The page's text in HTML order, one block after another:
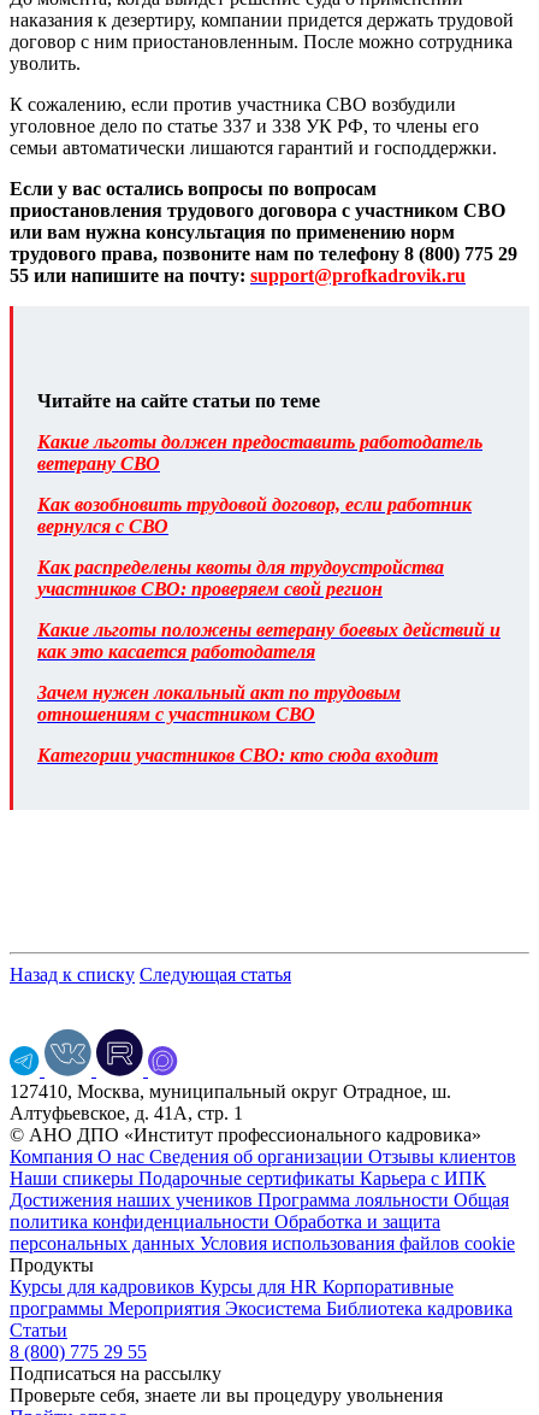
наказания к дезертиру, компании придется держать трудовой
договор с ним приостановленным. После можно сотрудника
уволить.
К сожалению, если против участника СВО возбудили
уголовное дело по статье 337 и 338 УК РФ, то члены его
семьи автоматически лишаются гарантий и господдержки.
Если у вас остались вопросы по вопросам
приостановления трудового договора с участником СВО
или вам нужна консультация по применению норм
трудового права, позвоните нам по телефону 8 (800) 775 29
55 или напишите на почту: support@profkadrovik.ru
Читайте на сайте статьи по теме
Какие льготы должен предоставить работодатель
ветерану СВО
Как возобновить трудовой договор, если работник
вернулся с СВО
Как распределены квоты для трудоустройства
участников СВО: проверяем свой регион
Какие льготы положены ветерану боевых действий и
как это касается работодателя
Зачем нужен локальный акт по трудовым
отношениям с участником СВО
Категории участников СВО: кто сюда входит
Назад к списку Следующая статья
127410, Москва, муниципальный округ Отрадное, ш.
Алтуфьевское, д. 41А, стр. 1
© АНО ДПО «Институт профессионального кадровика»
Компания О нас Сведения об организации Отзывы клиентов
Наши спикеры Подарочные сертификаты Карьера с ИПК
Достижения наших учеников Программа лояльности Общая
политика конфиденциальности Обработка и защита
персональных данных Условия использования файлов cookie
Продукты
Курсы для кадровиков Курсы для HR Корпоративные
программы Мероприятия Экосистема Библиотека кадровика
Статьи
8 (800) 775 29 55
Подписаться на рассылку
Проверьте себя, знаете ли вы процедуру увольнения